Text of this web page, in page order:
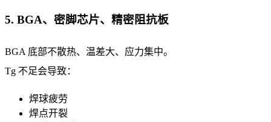
5. BGA、密脚芯片、精密阻抗板
BGA 底部不散热、温差大、应力集中。
Tg 不足会导致：
焊球疲劳
焊点开裂